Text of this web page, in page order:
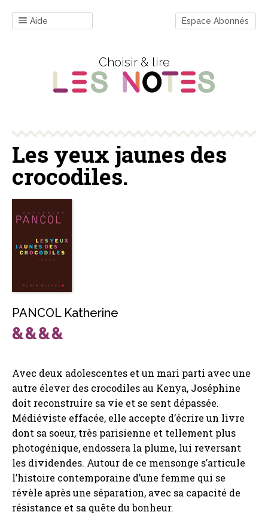
Aide Espace Abonnés
Choisir & lire
Les yeux jaunes des
crocodiles.
PANCOL Katherine
Avec deux adolescentes et un mari parti avec une
autre élever des crocodiles au Kenya, Joséphine
doit reconstruire sa vie et se sent dépassée.
Médiéviste effacée, elle accepte d’écrire un livre
dont sa soeur, très parisienne et tellement plus
photogénique, endossera la plume, lui reversant
les dividendes. Autour de ce mensonge s’articule
l’histoire contemporaine d’une femme qui se
révèle après une séparation, avec sa capacité de
résistance et sa quête du bonheur.